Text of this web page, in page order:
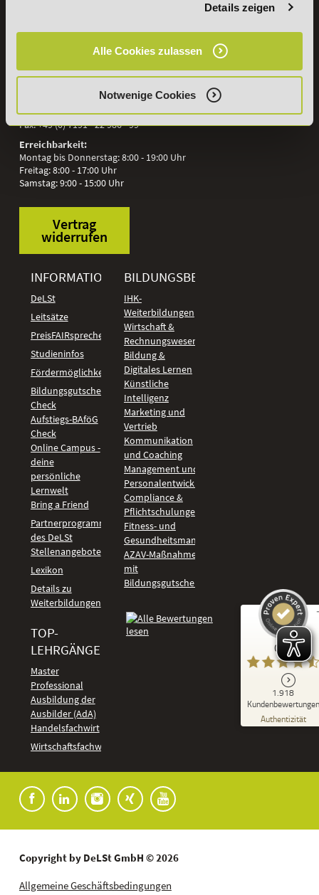
Details zeigen
Alle Cookies zulassen
Notwenige Cookies
+49 (0) 7191 9513203
Willy-Brandt-Platz 2
Aus dem Ausland:+49 (0) 7191 - 22 986 – 0
Fax:+49 (0) 7191 - 22 986 - 99
Erreichbarkeit:
Montag bis Donnerstag: 8:00 - 19:00 Uhr
Freitag: 8:00 - 17:00 Uhr
Samstag: 9:00 - 15:00 Uhr
Vertrag
widerrufen
INFORMATIONEN
DeLSt
Leitsätze
PreisFAIRsprechen
Studieninfos
Fördermöglichkeiten
Bildungsgutschein
Check
Aufstiegs-BAföG
Check
Online Campus -
deine
persönliche
Lernwelt
Bring a Friend
Partnerprogramm
des DeLSt
Stellenangebote
Lexikon
Details zu
Weiterbildungen
TOP-
LEHRGÄNGE
Master
Professional
Ausbildung der
Ausbilder (AdA)
Handelsfachwirt
Wirtschaftsfachwirt
BILDUNGSBEREICHE
IHK-
Weiterbildungen
Wirtschaft &
Rechnungswesen
Bildung &
Digitales Lernen
Künstliche
Intelligenz
Marketing und
Vertrieb
Kommunikation
und Coaching
Management und
Personalentwicklung
Compliance &
Pflichtschulungen
Fitness- und
Gesundheitsmanagement
AZAV-Maßnahmen
mit
Bildungsgutschein
GUT
1.918
Kundenbewertungen
Authentizität
Kundenbewertungen und Erfahrungen zu
DeLSt - Deutsches eLearning Studieninstitut
92
%
Empfehlungen auf
ProvenExpert.com
anderen Quellen
Copyright by DeLSt GmbH © 2026
Allgemeine Geschäftsbedingungen